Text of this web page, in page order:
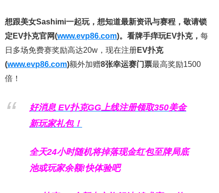
想跟美女Sashimi一起玩， 想知道最新资讯与赛程， 敬请锁
定EV扑克官网(www.evp86.com)。 看牌手痒玩EV扑克， 每
日多场免费赛奖励高达20w，现在注册EV扑克
(www.evp86.com)额外加赠8张幸运赛门票最高奖励1500
倍！
好消息 EV扑克GG上线注册领取350美金
新玩家礼包！
全天24小时随机将掉落现金红包至牌局底
池或玩家余额!快体验吧